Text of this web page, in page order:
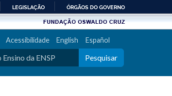
LEGISLAÇÃO ÓRGÃOS DO GOVERNO
Acessibilidade English Español
Pesquisar